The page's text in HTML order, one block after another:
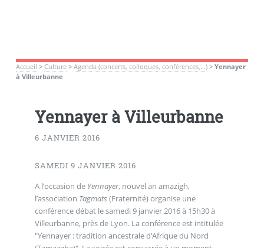
Accueil > Culture> Agenda (concerts, colloques, confèrences,...)> Yennayer
à Villeurbanne
Yennayer à Villeurbanne
6 JANVIER 2016
SAMEDI 9 JANVIER 2016
A l’occasion de Yennayer, nouvel an amazigh,
l’association Tagmats (Fraternité) organise une
conférence débat le samedi 9 janvier 2016 à 15h30 à
Villeurbanne, près de Lyon. La conférence est intitulée
"Yennayer : tradition ancestrale d’Afrique du Nord